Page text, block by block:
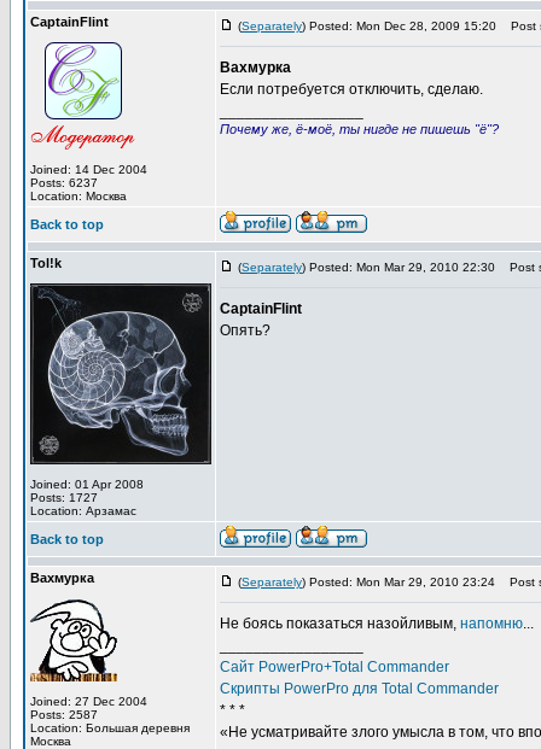
CaptainFlint
Joined: 14 Dec 2004
Posts: 6237
Location: Москва
(Separately) Posted: Mon Dec 28, 2009 15:20 Post
Вахмурка
Если потребуется отключить, сделаю.
Почему же, ё-моё, ты нигде не пишешь "ё"?
Back to top
Tol!k
Joined: 01 Apr 2008
Posts: 1727
Location: Арзамас
(Separately) Posted: Mon Mar 29, 2010 22:30 Post
CaptainFlint
Опять?
Back to top
Вахмурка
Joined: 27 Dec 2004
Posts: 2587
Location: Большая деревня
Москва
(Separately) Posted: Mon Mar 29, 2010 23:24 Post
Не боясь показаться назойливым, напомню...
Сайт PowerPro+Total Commander
Скрипты PowerPro для Total Commander
* * *
«Не усматривайте злого умысла в том, что